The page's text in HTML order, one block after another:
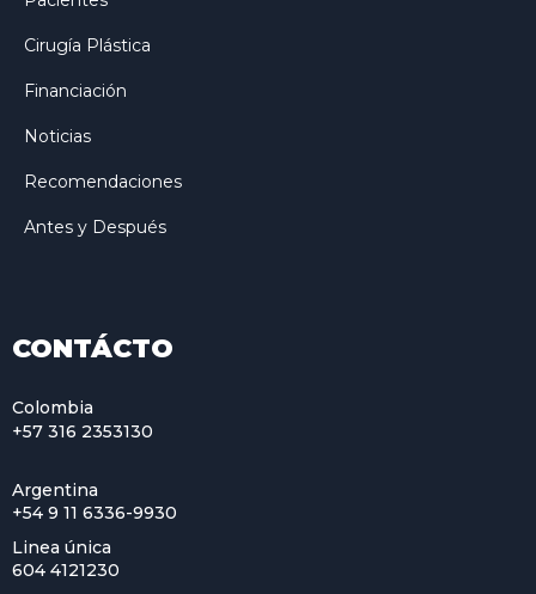
Cirugía Plástica
Financiación
Noticias
Recomendaciones
Antes y Después
CONTÁCTO
Colombia
+57 316 2353130
Argentina
+54 9 11 6336-9930
Linea única
604 4121230